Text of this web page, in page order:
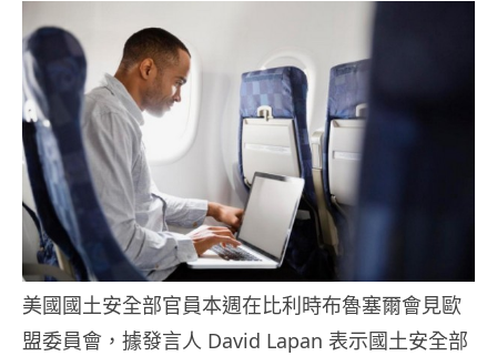
美國國土安全部官員本週在比利時布魯塞爾會見歐
盟委員會，據發言人 David Lapan 表示國土安全部